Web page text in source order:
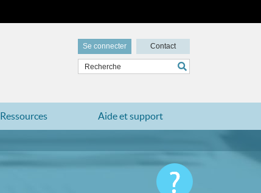
Se connecter Contact
Ressources Aide et support